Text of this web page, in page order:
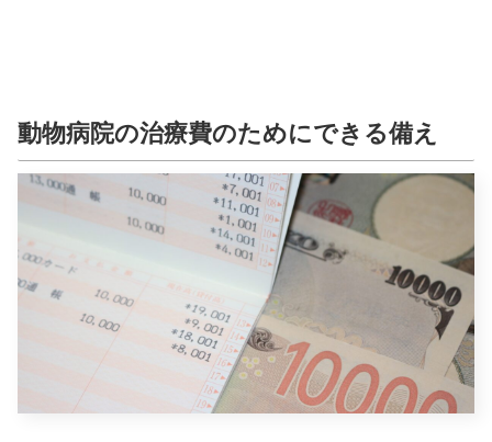
動物病院の治療費のためにできる備え